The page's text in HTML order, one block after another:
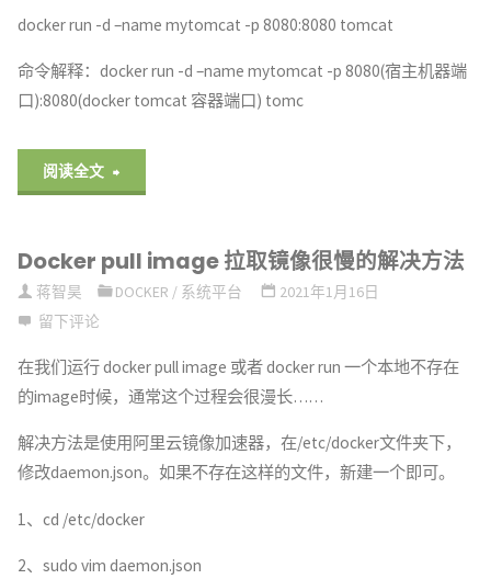
docker run -d –name mytomcat -p 8080:8080 tomcat
命令解释：docker run -d –name mytomcat -p 8080(宿主机器端
口):8080(docker tomcat 容器端口) tomc
阅读全文
装
Docker pull image 拉取镜像很慢的解决方法
蒋智昊 DOCKER / 系统平台
2021年1月16日
留下评论
在我们运行 docker pull image 或者 docker run 一个本地不存在
的image时候，通常这个过程会很漫长……
解决方法是使用阿里云镜像加速器，在/etc/docker文件夹下，
修改daemon.json。如果不存在这样的文件，新建一个即可。
1、cd /etc/docker
2、sudo vim daemon.json